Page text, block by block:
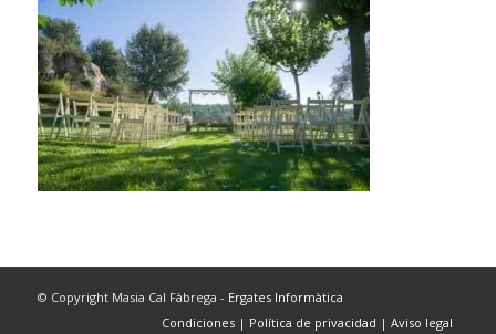
© Copyright Masia Cal Fàbrega - Ergates Informàtica
Condiciones | Política de privacidad |Aviso legal